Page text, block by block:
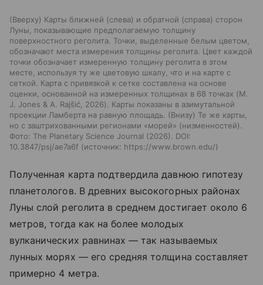
(Вверху) Карты ближней (слева) и обратной (справа) сторон
Луны, показывающие предполагаемую толщину
поверхностного реголита. Точки, выделенные белым цветом,
обозначают места измерения толщины реголита. Цвет каждой
точки обозначает измеренную толщину реголита в этом
месте, используя ту же цветовую шкалу, что и на карте с
сеткой. Карта с привязкой к сетке составлена на основе
оценки, основанной на измеренных толщинах в 68 точках (M.
J. Jones & A. Rajšić, 2026). Карты показаны в азимутальной
проекции Ламберта на равную площадь. (Внизу) Те же карты,
но с заштрихованными регионами «морей» (низменностей).
Фото: The Planetary Science Journal (2026). DOI:
10.3847/psj/ae7a6f
источник: https://www.brown.edu/
Полученная карта подтвердила давнюю гипотезу
планетологов. В древних высокогорных районах
Луны слой реголита в среднем достигает около 6
метров, тогда как на более молодых
вулканических равнинах — так называемых
лунных морях — его средняя толщина составляет
примерно 4 метра.